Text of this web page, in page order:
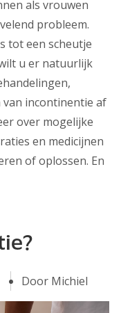
als vrouwen
probleem.
tot een scheutje
u er natuurlijk
van incontinentie af
over mogelijke
en medicijnen
of oplossen. En
Door Michiel